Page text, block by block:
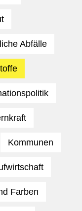
Abfälle
Kommunen
Farben